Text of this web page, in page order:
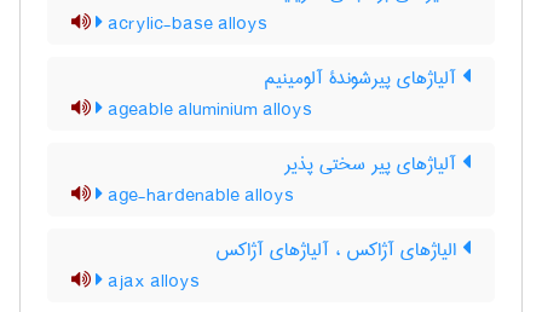
acrylic-base alloys
آلیاژهای پیرشوندۀ آلومینیم
ageable aluminium alloys
آلیاژهای پیر سختی پذیر
age-hardenable alloys
الیاژهای آژاکس ، آلیاژهای آژاکس
ajax alloys